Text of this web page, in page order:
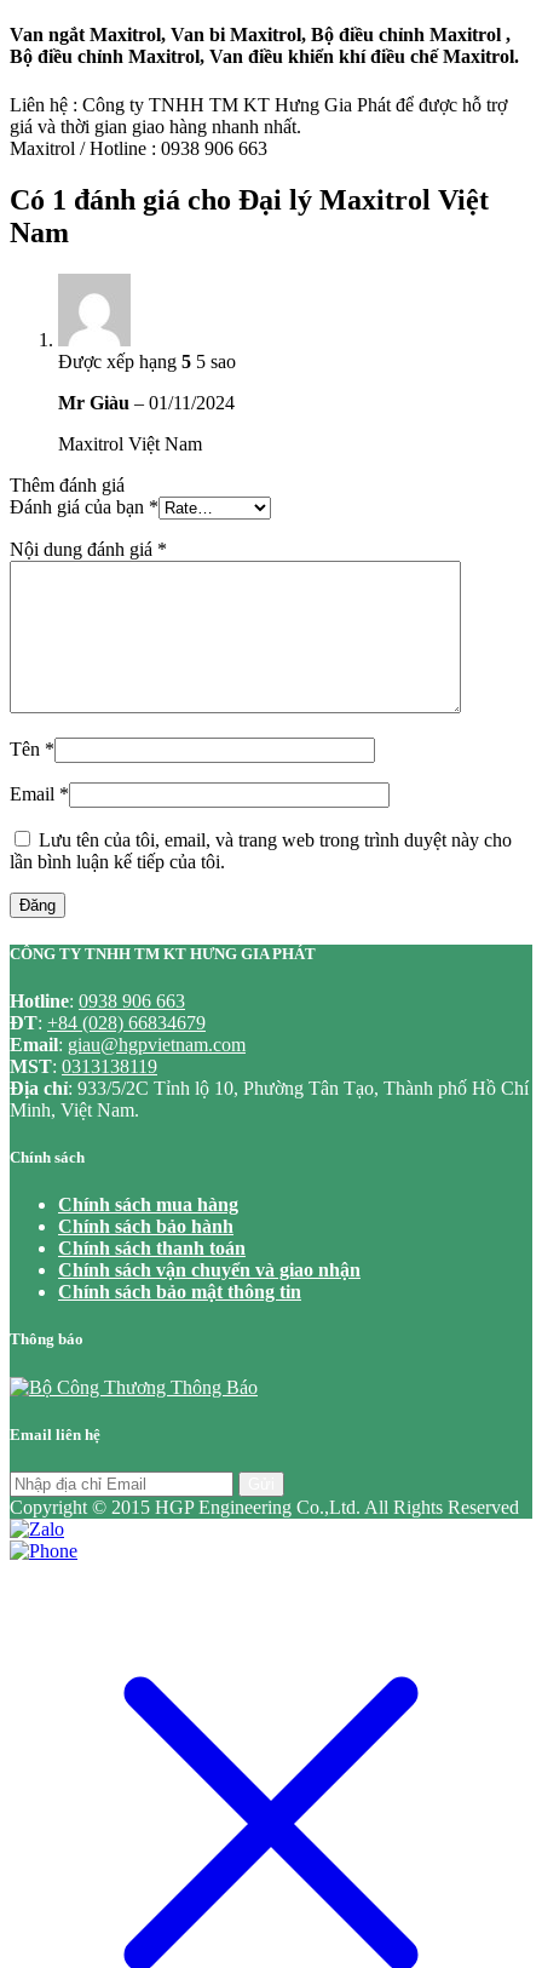
Van ngắt Maxitrol, Van bi Maxitrol, Bộ điều chỉnh Maxitrol ,
Bộ điều chỉnh Maxitrol, Van điều khiển khí điều chế Maxitrol.
Liên hệ : Công ty TNHH TM KT Hưng Gia Phát để được hỗ trợ
giá và thời gian giao hàng nhanh nhất.
Maxitrol / Hotline : 0938 906 663
Có 1 đánh giá cho Đại lý Maxitrol Việt
Nam
Được xếp hạng 5 5 sao
Mr Giàu – 01/11/2024
Maxitrol Việt Nam
Thêm đánh giá
Đánh giá của bạn *
Nội dung đánh giá *
Tên *
Email *
Lưu tên của tôi, email, và trang web trong trình duyệt này cho
lần bình luận kế tiếp của tôi.
Đăng
CÔNG TY TNHH TM KT HƯNG GIA PHÁT
Hotline: 0938 906 663
ĐT: +84 (028) 66834679
Email: giau@hgpvietnam.com
MST: 0313138119
Địa chỉ: 933/5/2C Tỉnh lộ 10, Phường Tân Tạo, Thành phố Hồ Chí
Minh, Việt Nam.
Chính sách
Chính sách mua hàng
Chính sách bảo hành
Chính sách thanh toán
Chính sách vận chuyển và giao nhận
Chính sách bảo mật thông tin
Thông báo
Email liên hệ
Copyright © 2015 HGP Engineering Co.,Ltd. All Rights Reserved